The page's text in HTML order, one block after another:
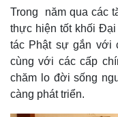
Trong năm qua các
thực hiện tốt khối Đại
tác Phật sự gắn với
cùng với các cấp
chăm lo đời sống
càng phát triển.